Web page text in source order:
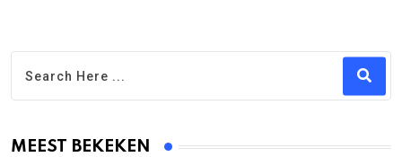
MEEST BEKEKEN